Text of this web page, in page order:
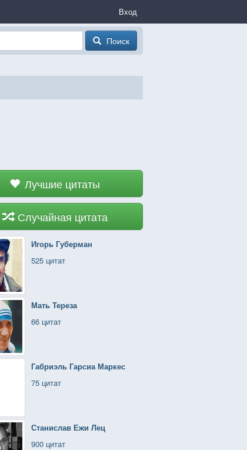
Вход
Поиск
Лучшие цитаты
Случайная цитата
Игорь Губерман
525 цитат
Мать Тереза
66 цитат
Габриэль Гарсиа Маркес
75 цитат
Станислав Ежи Лец
900 цитат